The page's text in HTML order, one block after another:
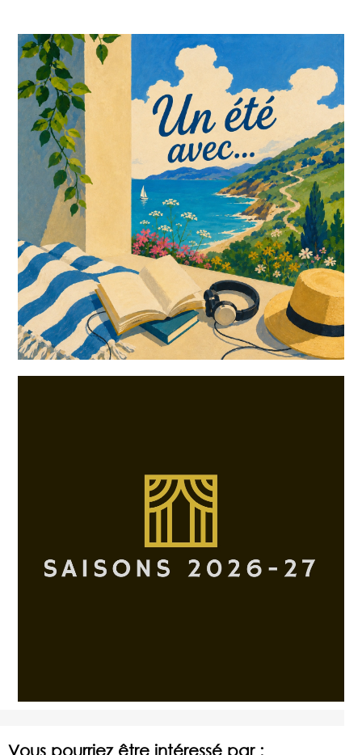
Vous pourriez être intéressé par :